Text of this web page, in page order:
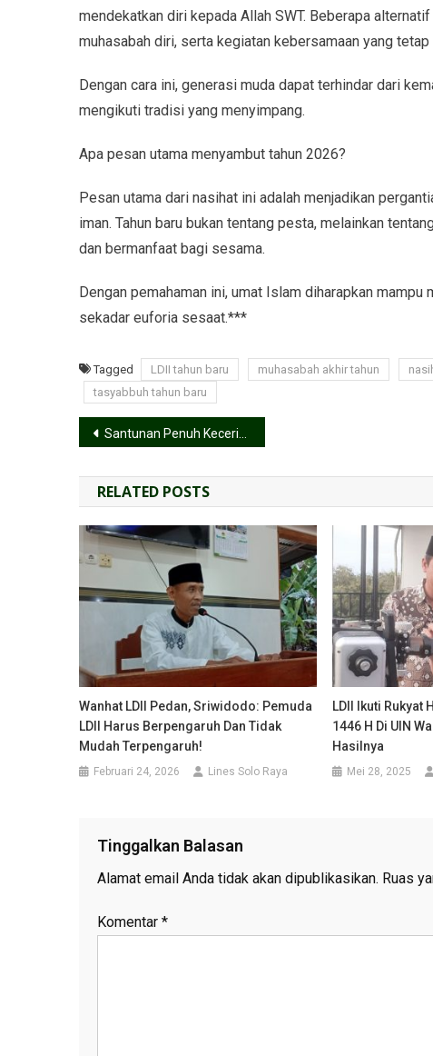
mendekatkan diri kepada Allah SWT. Beberapa
muhasabah diri, serta kegiatan kebersamaan yang
Dengan cara ini, generasi muda dapat terhindar dari
mengikuti tradisi yang menyimpang.
Apa pesan utama menyambut tahun 2026?
Pesan utama dari nasihat ini adalah menjadikan
iman. Tahun baru bukan tentang pesta, melainkan
dan bermanfaat bagi sesama.
Dengan pemahaman ini, umat Islam diharapkan
sekadar euforia sesaat.***
Tagged LDII tahun baru muhasabah akhir tahun
tasyabbuh tahun baru
Santunan Penuh Keceriaan, LDII Klaten Ajak Anak Yatim Keliling Rawa Jombor
RELATED POSTS
Wanhat LDII Pedan, Sriwidodo: Pemuda
LDII Harus Berpengaruh Dan Tidak
Mudah Terpengaruh!
Februari 24, 2026 Lines Solo Raya
LDII Ikuti Rukyat
1446 H Di UIN
Hasilnya
Mei 28, 2025
Tinggalkan Balasan
Alamat email Anda tidak akan dipublikasikan. Ruas
Komentar *